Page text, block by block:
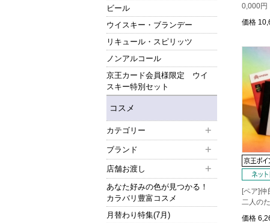
ビール
ウイスキー・ブランデー
リキュール・スピリッツ
ノンアルコール
京王カード会員様限定 ウイ
スキー特別セット
コスメ
カテゴリー
ブランド
店舗お渡し
あなた好みの色が見つかる！
カラバリ豊富コスメ
月替わり特集(7月)
0,000円
価格
[ペア]仲
二人の
価格